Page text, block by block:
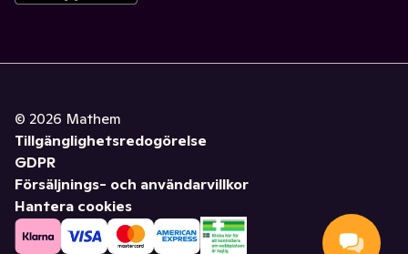
© 2026 Mathem
Tillgänglighetsredogörelse
GDPR
Försäljnings- och användarvillkor
Hantera cookies